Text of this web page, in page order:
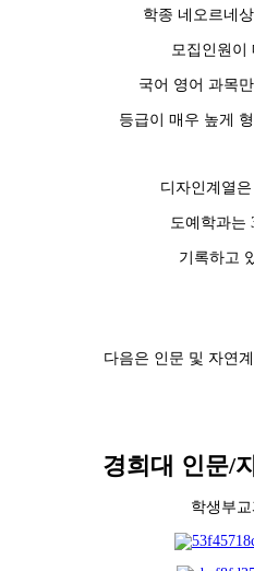
학종 네오르네
모집인원이
국어 영어 과목
등급이 매우 높게
디자인계열
도예학과는
기록하고
다음은 인문 및 자연
경희대 인문/
학생부